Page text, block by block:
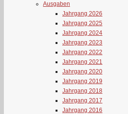
Ausgaben
Jahrgang 2026
Jahrgang 2025
Jahrgang 2024
Jahrgang 2023
Jahrgang 2022
Jahrgang 2021
Jahrgang 2020
Jahrgang 2019
Jahrgang 2018
Jahrgang 2017
Jahrgang 2016